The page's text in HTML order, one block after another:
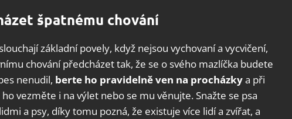
špatnému chování
základní povely, když nejsou vychovaní a vycvičení,
chování předcházet tak, že se o svého mazlíčka budete
nenudil, berte ho pravidelně ven na procházkya při
vezměte i na výlet nebo se mu věnujte. Snažte se psa
a psy, díky tomu pozná, že existuje více lidí a zvířat, a